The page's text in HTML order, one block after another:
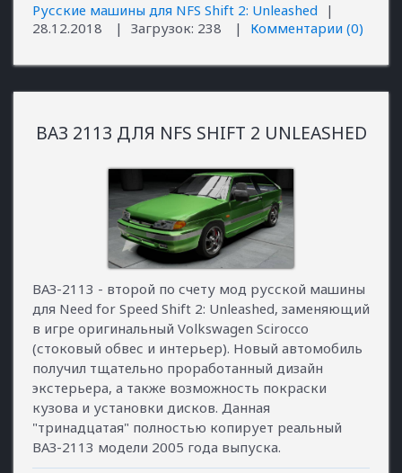
Русские машины для NFS Shift 2: Unleashed
|
28.12.2018
| Загрузок: 238 | Комментарии (0)
ВАЗ 2113 ДЛЯ NFS SHIFT 2 UNLEASHED
ВАЗ-2113 - второй по счету мод русской машины
для Need for Speed Shift 2: Unleashed, заменяющий
в игре оригинальный Volkswagen Scirocco
(стоковый обвес и интерьер). Новый автомобиль
получил тщательно проработанный дизайн
экстерьера, а также возможность покраски
кузова и установки дисков. Данная
"тринадцатая" полностью копирует реальный
ВАЗ-2113 модели 2005 года выпуска.